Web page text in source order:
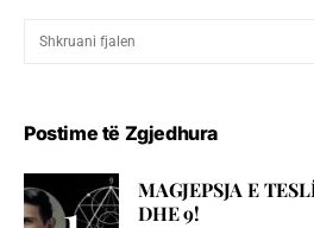
Postime të Zgjedhura
MAGJEPSJA E
DHE 9!